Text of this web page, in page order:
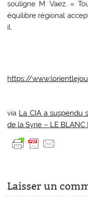
souligne M. Vaez. «
équilibre régional
il.
https://
via La CIA a suspendu
de la Syrie – LE BLANC
Laisser un